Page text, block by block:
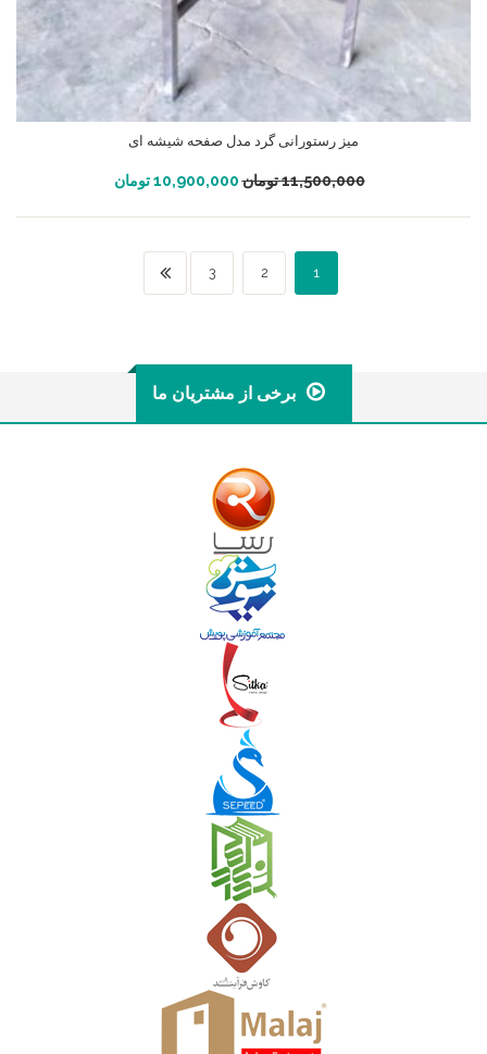
میز رستورانی گرد مدل صفحه شیشه ای
11,500,000تومان 10,900,000 تومان افزودن به سبد خرید
1
2
3
برخی از مشتریان ما